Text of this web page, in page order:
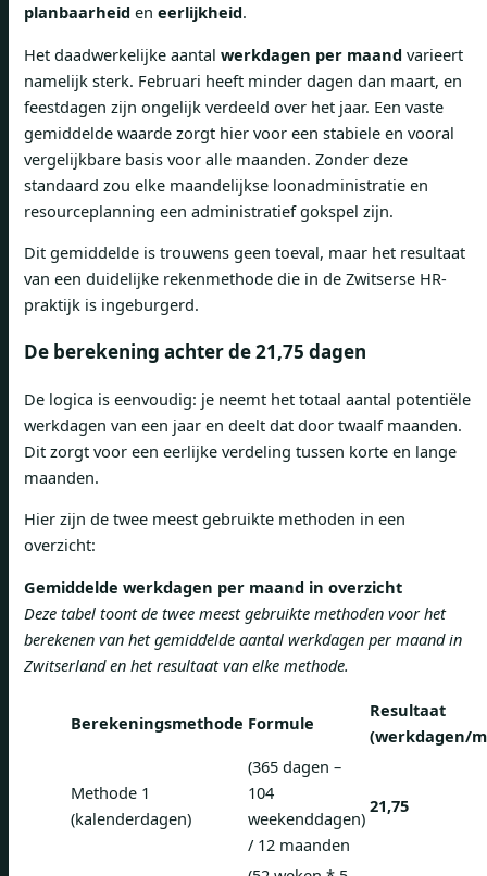
planbaarheid en eerlijkheid.
Het daadwerkelijke aantal werkdagen per maand varieert
namelijk sterk. Februari heeft minder dagen dan maart, en
feestdagen zijn ongelijk verdeeld over het jaar. Een vaste
gemiddelde waarde zorgt hier voor een stabiele en vooral
vergelijkbare basis voor alle maanden. Zonder deze
standaard zou elke maandelijkse loonadministratie en
resourceplanning een administratief gokspel zijn.
Dit gemiddelde is trouwens geen toeval, maar het resultaat
van een duidelijke rekenmethode die in de Zwitserse HR-
praktijk is ingeburgerd.
De berekening achter de 21,75 dagen
De logica is eenvoudig: je neemt het totaal aantal potentiële
werkdagen van een jaar en deelt dat door twaalf maanden.
Dit zorgt voor een eerlijke verdeling tussen korte en lange
maanden.
Hier zijn de twee meest gebruikte methoden in een
overzicht:
Gemiddelde werkdagen per maand in overzicht
Deze tabel toont de twee meest gebruikte methoden voor het
berekenen van het gemiddelde aantal werkdagen per maand in
Zwitserland en het resultaat van elke methode.
Berekeningsmethode Formule
Resultaat
(werkdagen/
Methode 1
(kalenderdagen)
(365 dagen –
104
weekenddagen)
/ 12 maanden
21,75